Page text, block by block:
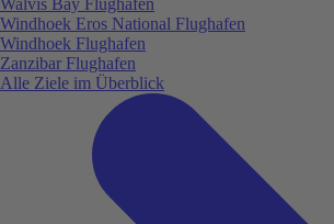
Windhoek Eros National Flughafen
Windhoek Flughafen
Zanzibar Flughafen
Alle Ziele im Überblick